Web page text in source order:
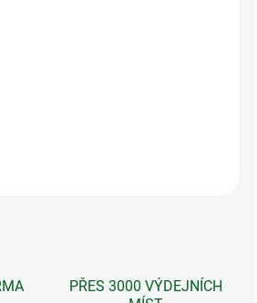
PŘES 3000 VÝDEJNÍCH